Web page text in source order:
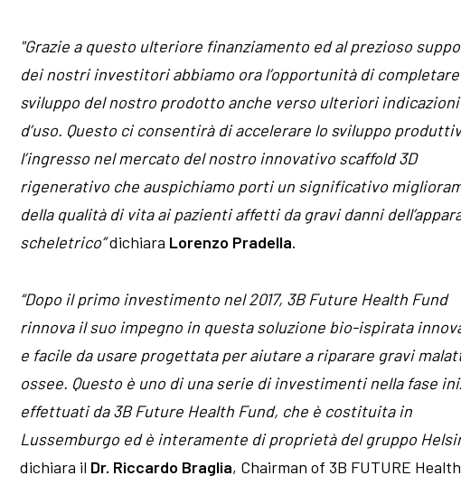
"Grazie a questo ulteriore finanziamento ed al prezioso
dei nostri investitori abbiamo ora l’opportunità di
sviluppo del nostro prodotto anche verso ulteriori indicazioni
d’uso. Questo ci consentirà di accelerare lo sviluppo
l’ingresso nel mercato del nostro innovativo scaffold 3D
rigenerativo che auspichiamo porti un significativo
della qualità di vita ai pazienti affetti da gravi danni
scheletrico”dichiara Lorenzo Pradella.
“Dopo il primo investimento nel 2017, 3B Future Health Fund
rinnova il suo impegno in questa soluzione bio-ispirata
e facile da usare progettata per aiutare a riparare gravi
ossee. Questo è uno di una serie di investimenti nella fase
effettuati da 3B Future Health Fund, che è costituita in
Lussemburgo ed è interamente di proprietà del gruppo
dichiara il Dr. Riccardo Braglia, Chairman of 3B FUTURE Health